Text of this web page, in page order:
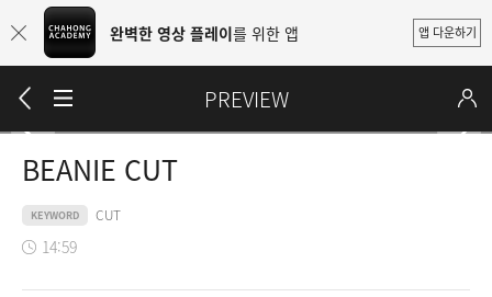
완벽한 영상 플레이를 위한 앱 앱 다운하기
PREVIEW
BEANIE CUT
KEYWORD CUT
14:59